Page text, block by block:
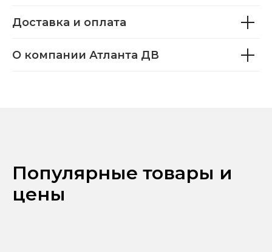
Доставка и оплата
О компании Атланта ДВ
Популярные товары и
цены